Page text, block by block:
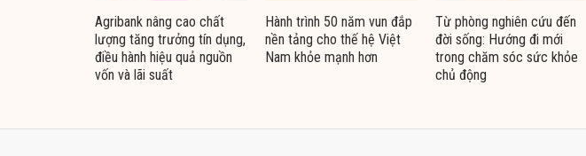
Agribank nâng cao chất
lượng tăng trưởng tín dụng,
điều hành hiệu quả nguồn
vốn và lãi suất
Hành trình 50 năm vun đắp
nền tảng cho thế hệ Việt
Nam khỏe mạnh hơn
Từ phòng nghiên cứu đến
đời sống: Hướng đi mới
trong chăm sóc sức khỏe
chủ động